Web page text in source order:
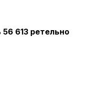
56 613 ретельно